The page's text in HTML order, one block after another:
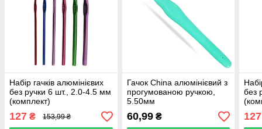
Набір гачків алюмінієвих
без ручки 6 шт., 2.0-4.5 мм
(комплект)
127 ₴ 153,99 ₴
Гачок China алюмінієвий з
прогумованою ручкою,
5.50мм
60,99₴
без
127